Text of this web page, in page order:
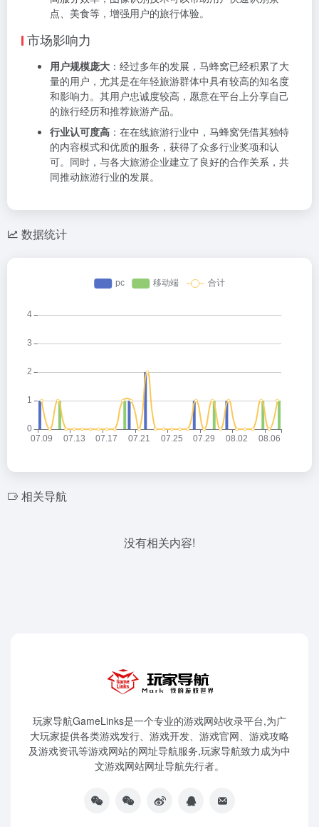
点、美食等，增强用户的旅行体验。
市场影响力
用户规模庞大 ：经过多年的发展，马蜂窝已经积累了大
量的用户，尤其是在年轻旅游群体中具有较高的知名度
和影响力。其用户忠诚度较高，愿意在平台上分享自己
的旅行经历和推荐旅游产品。
行业认可度高 ：在在线旅游行业中，马蜂窝凭借其独特
的内容模式和优质的服务，获得了众多行业奖项和认
可。同时，与各大旅游企业建立了良好的合作关系，共
同推动旅游行业的发展。
数据统计
相关导航
没有相关内容!
玩家导航GameLinks是一个专业的游戏网站收录平台,为广
大玩家提供各类游戏发行、游戏开发、游戏官网、游戏攻略
及游戏资讯等游戏网站的网址导航服务,玩家导航致力成为中
文游戏网站网址导航先行者。